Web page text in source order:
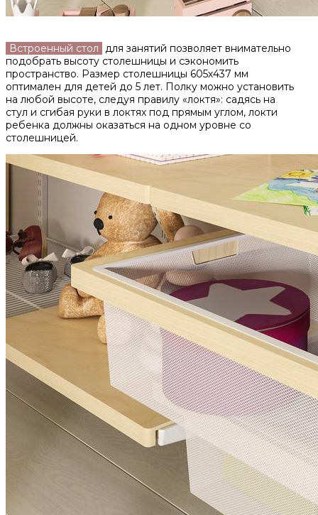
Встроенный стол
для занятий позволяет внимательно
подобрать высоту столешницы и сэкономить
пространство. Размер столешницы 605х437 мм
оптимален для детей до 5 лет. Полку можно установить
на любой высоте, следуя правилу «локтя»: садясь на
стул и сгибая руки в локтях под прямым углом, локти
ребенка должны оказаться на одном уровне со
столешницей.